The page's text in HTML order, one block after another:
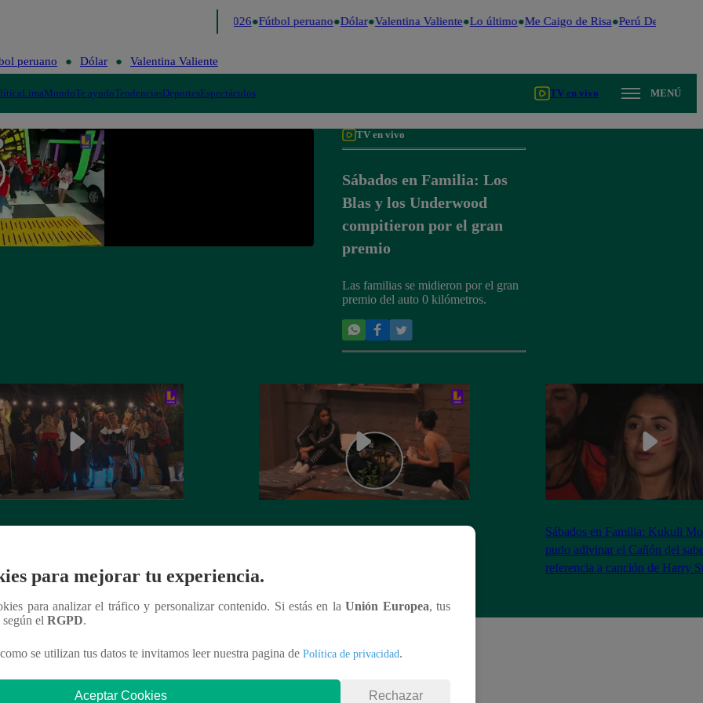
Perú Decide 2026 Fútbol peruano Dólar Valentina Valiente Lo último Me Caigo de Risa Perú Decide 2026
peruano Dólar Valentina Valiente
LimaMundoTe ayudoTendenciasDeportesEspectáculos TV en vivo MENÚ
TV en vivo
Sábados en Familia: Los
Blas y los Underwood
compitieron por el gran
premio
Las familias se midieron por el gran
premio del auto 0 kilómetros.
¿Cómo le fue a la actriz en juego
Sábados en Familia?
Sábados en Familia: Kukuli
pudo adivinar el Cañón del
referencia a canción de Harry
para mejorar tu experiencia.
para analizar el tráfico y personalizar contenido. Si estás en laUnión Europea, tus
según el RGPD.
se utilizan tus datos te invitamos leer nuestra pagina de Política de privacidad.
Aceptar Cookies Rechazar